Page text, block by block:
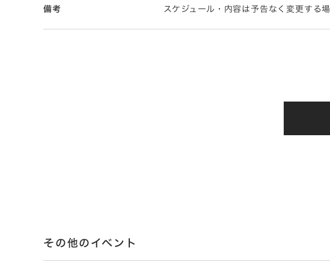
備考 スケジュール・内容は予告なく変更する
その他のイベント